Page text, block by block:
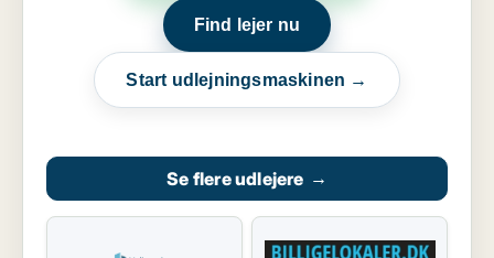
Find lejer nu
Start udlejningsmaskinen →
Se flere udlejere →